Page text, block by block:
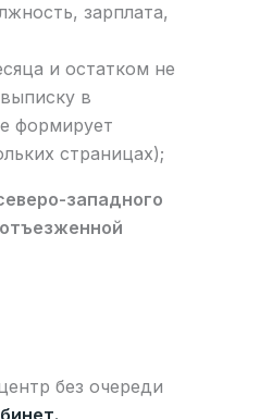
зарплата,
и остатком не
в
формирует
страницах);
западного
без очереди